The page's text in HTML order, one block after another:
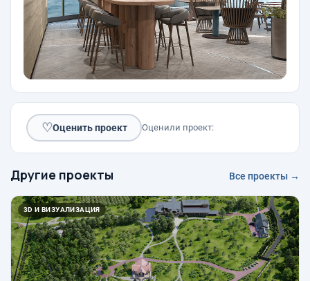
♡Оценить проект Оценили проект:
Другие проекты Все проекты →
3D И ВИЗУАЛИЗАЦИЯ